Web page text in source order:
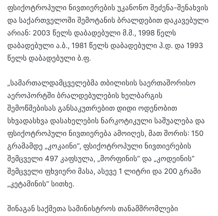
ფსიქოტროპული ნივთიერების უკანონო შეძენა-შენახვის
და საქართველოში შემოტანის ბრალდებით დაკავებული
არიან: 2003 წელს დაბადებული მ.მ., 1998 წელს
დაბადებული ა.ბ., 1981 წელს დაბადებული ჰ.დ. და 1993
წელს დაბადებული ბ.ფ.
„სამართალდამცველებმა თბილისის საერთაშორისო
აეროპორტში ბრალდებულების ხელბარგის
შემოწმებისას განსაკუთრებით დიდი ოდენობით
სხვადასხვა დასახელების ნარკოტიკული საშუალება და
ფსიქოტროპული ნივთიერება ამოიღეს, მათ შორის: 150
გრამამდე „კოკაინი“, ფსიქოტროპული ნივთიერების
შემცველი 497 კაფსულა, „მორფინის” და „კოდეინის”
შემცველი ფხვიერი მასა, ასევე 1 ლიტრი და 200 გრამი
„კეტამინის“ სითხე.
შინაგან საქმეთა სამინისტროს თანამშრომლები